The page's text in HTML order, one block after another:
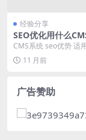
经验分享
SEO优化用什么
CMS系统 seo优势 适
ress 丰富的SEO插件、
11 月前
广告赞助